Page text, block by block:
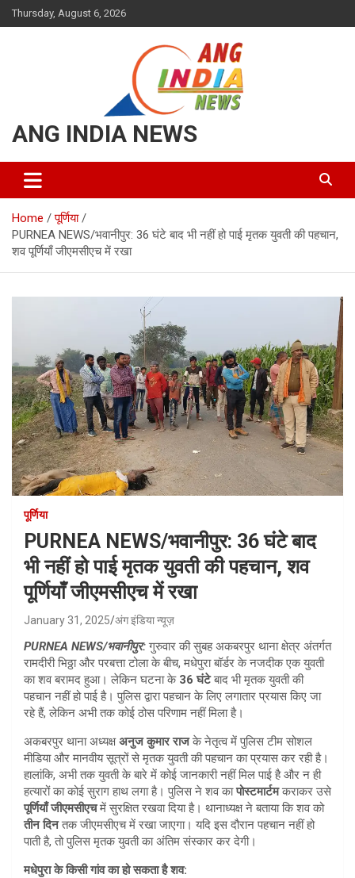
Skip
to
Thursday, August 6, 2026
ANG INDIA NEWS
Home
पूर्णिया
PURNEA NEWS/भवानीपुर: 36 घंटे बाद भी नहीं हो पाई मृतक युवती की पहचान,
शव पूर्णियाँ जीएमसीएच में रखा
पूर्णिया
PURNEA NEWS/भवानीपुर: 36 घंटे बाद
भी नहीं हो पाई मृतक युवती की पहचान, शव
पूर्णियाँ जीएमसीएच में रखा
January 31, 2025 अंग इंडिया न्यूज़
PURNEA NEWS/भवानीपुर:गुरुवार की सुबह अकबरपुर थाना क्षेत्र अंतर्गत
रामदीरी भिठ्ठा और परबत्ता टोला के बीच, मधेपुरा बॉर्डर के नजदीक एक युवती
का शव बरामद हुआ। लेकिन घटना के 36 घंटेबाद भी मृतक युवती की
पहचान नहीं हो पाई है। पुलिस द्वारा पहचान के लिए लगातार प्रयास किए जा
रहे हैं, लेकिन अभी तक कोई ठोस परिणाम नहीं मिला है।
अकबरपुर थाना अध्यक्षअनुज कुमार राजके नेतृत्व में पुलिस टीम सोशल
मीडिया और मानवीय सूत्रों से मृतक युवती की पहचान का प्रयास कर रही है।
हालांकि, अभी तक युवती के बारे में कोई जानकारी नहीं मिल पाई है और न ही
हत्यारों का कोई सुराग हाथ लगा है। पुलिस ने शव कापोस्टमार्टमकराकर उसे
पूर्णियाँ जीएमसीएचमें सुरक्षित रखवा दिया है। थानाध्यक्ष ने बताया कि शव को
तीन दिनतक जीएमसीएच में रखा जाएगा। यदि इस दौरान पहचान नहीं हो
पाती है, तो पुलिस मृतक युवती का अंतिम संस्कार कर देगी।
मधेपुरा के किसी गांव का हो सकता है शव: